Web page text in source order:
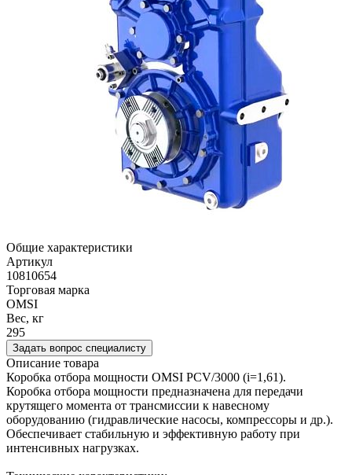
Общие характеристики
Артикул
10810654
Торговая марка
OMSI
Вес, кг
295
Задать вопрос специалисту
Описание товара
Коробка отбора мощности OMSI PCV/3000 (i=1,61).
Коробка отбора мощности предназначена для передачи
крутящего момента от трансмиссии к навесному
оборудованию (гидравлические насосы, компрессоры и др.).
Обеспечивает стабильную и эффективную работу при
интенсивных нагрузках.